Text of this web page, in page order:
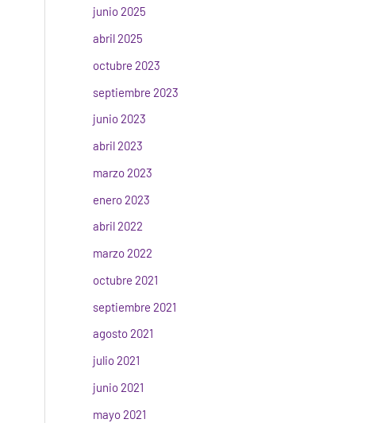
junio 2025
abril 2025
octubre 2023
septiembre 2023
junio 2023
abril 2023
marzo 2023
enero 2023
abril 2022
marzo 2022
octubre 2021
septiembre 2021
agosto 2021
julio 2021
junio 2021
mayo 2021